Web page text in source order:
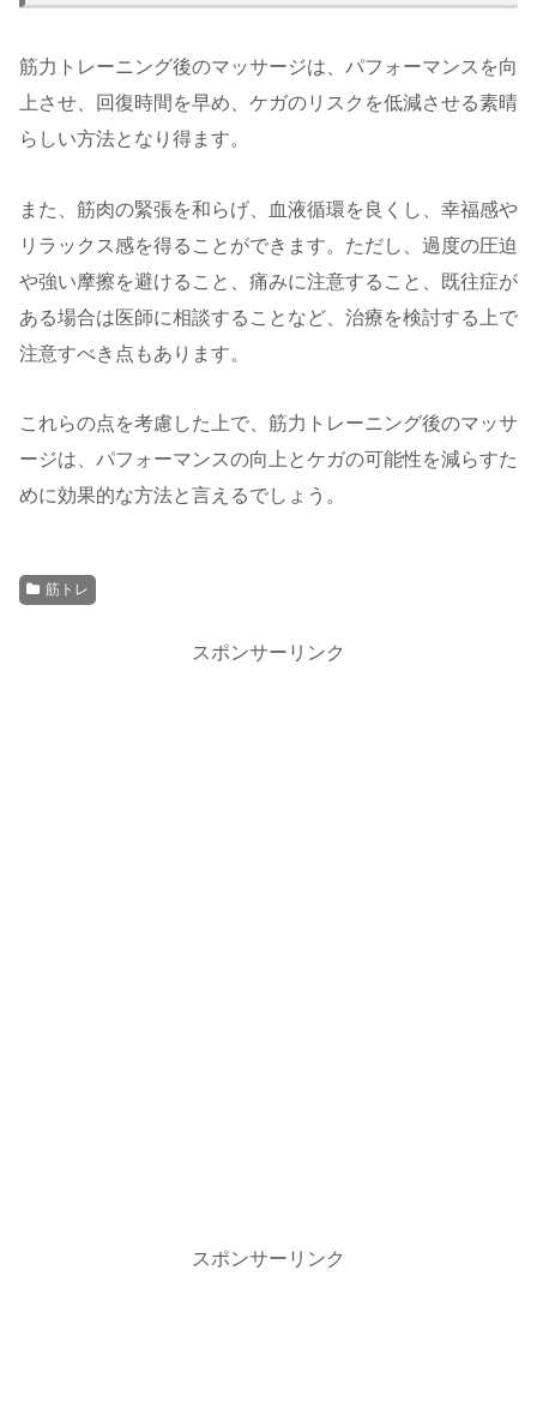
筋力トレーニング後のマッサージは、パフォーマンスを向
上させ、回復時間を早め、ケガのリスクを低減させる素晴
らしい方法となり得ます。
また、筋肉の緊張を和らげ、血液循環を良くし、幸福感や
リラックス感を得ることができます。ただし、過度の圧迫
や強い摩擦を避けること、痛みに注意すること、既往症が
ある場合は医師に相談することなど、治療を検討する上で
注意すべき点もあります。
これらの点を考慮した上で、筋力トレーニング後のマッサ
ージは、パフォーマンスの向上とケガの可能性を減らすた
めに効果的な方法と言えるでしょう。
筋トレ
スポンサーリンク
スポンサーリンク